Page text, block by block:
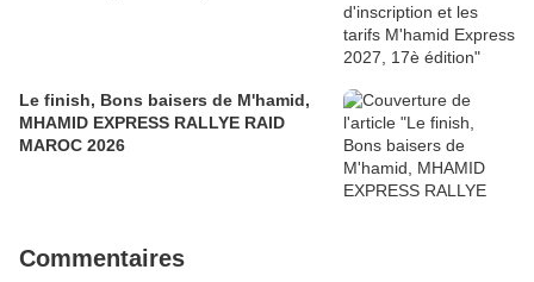
Le finish, Bons baisers de M'hamid,
MHAMID EXPRESS RALLYE RAID
MAROC 2026
Commentaires